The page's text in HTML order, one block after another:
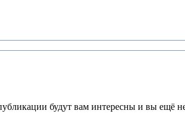
будут вам интересны и вы ещё